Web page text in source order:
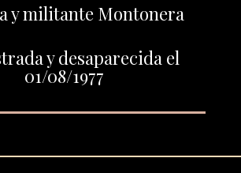
y militante Montonera
y desaparecida el
01/08/1977